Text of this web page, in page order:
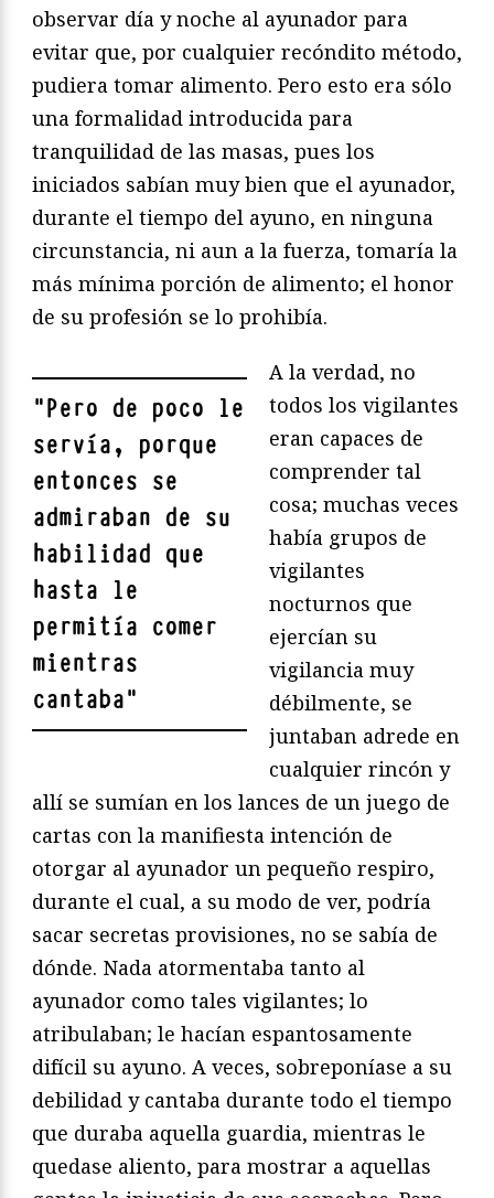
observar día y noche al ayunador para
evitar que, por cualquier recóndito método,
pudiera tomar alimento. Pero esto era sólo
una formalidad introducida para
tranquilidad de las masas, pues los
iniciados sabían muy bien que el ayunador,
durante el tiempo del ayuno, en ninguna
circunstancia, ni aun a la fuerza, tomaría la
más mínima porción de alimento; el honor
de su profesión se lo prohibía.
"Pero de poco le
servía, porque
entonces se
admiraban de su
habilidad que
hasta le
permitía comer
mientras
cantaba"
A la verdad, no
todos los vigilantes
eran capaces de
comprender tal
cosa; muchas veces
había grupos de
vigilantes
nocturnos que
ejercían su
vigilancia muy
débilmente, se
juntaban adrede en
cualquier rincón y
allí se sumían en los lances de un juego de
cartas con la manifiesta intención de
otorgar al ayunador un pequeño respiro,
durante el cual, a su modo de ver, podría
sacar secretas provisiones, no se sabía de
dónde. Nada atormentaba tanto al
ayunador como tales vigilantes; lo
atribulaban; le hacían espantosamente
difícil su ayuno. A veces, sobreponíase a su
debilidad y cantaba durante todo el tiempo
que duraba aquella guardia, mientras le
quedase aliento, para mostrar a aquellas